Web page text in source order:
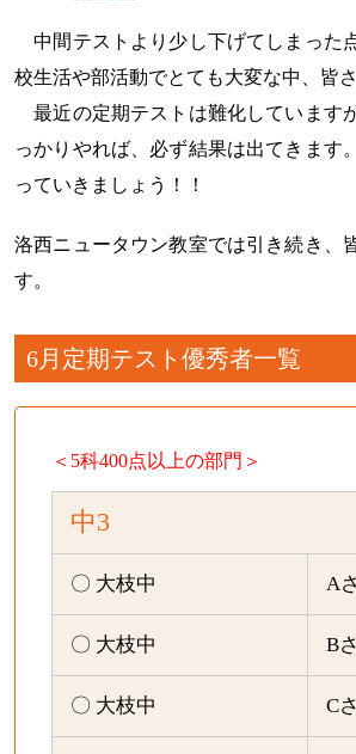
中間テストより少し下げてしまった
校生活や部活動でとても大変な中、皆
最近の定期テストは難化しています
っかりやれば、必ず結果は出てきます
っていきましょう！！
洛西ニュータウン教室では引き続き、
す。
6月定期テスト優秀者一覧
＜5科400点以上の部門＞
中3
〇 大枝中 A
〇 大枝中 B
〇 大枝中 C